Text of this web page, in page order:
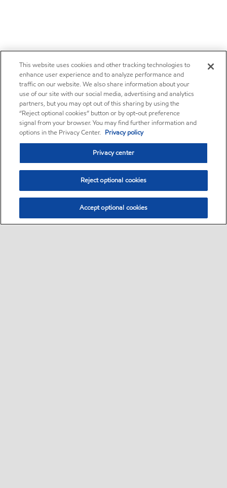
This website uses cookies and other tracking technologies to
enhance user experience and to analyze performance and
traffic on our website. We also share information about your
use of our site with our social media, advertising and analytics
partners, but you may opt out of this sharing by using the
“Reject optional cookies” button or by opt-out preference
signal from your browser. You may find further information and
options in the Privacy Center. Privacy policy
Privacy center
Reject optional cookies
Accept optional cookies